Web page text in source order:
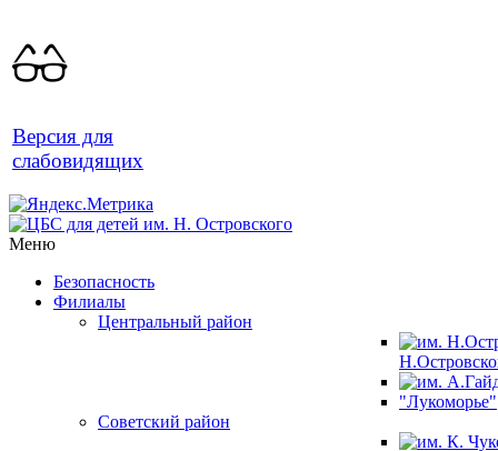
Версия для
слабовидящих
Меню
Безопасность
Филиалы
Центральный район
"Лукоморье"
Советский район